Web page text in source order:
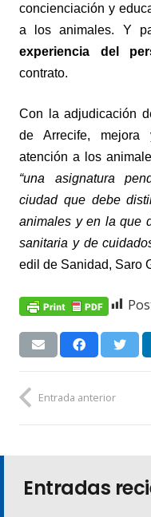
concienciación y
a los animales. Y
experiencia del
contrato.
Con la adjudicación
de Arrecife,
atención a los
“una asignatura
ciudad que debe
animales y en la que
sanitaria y de
edil de Sanidad, Saro
Entrada anterior
Entradas